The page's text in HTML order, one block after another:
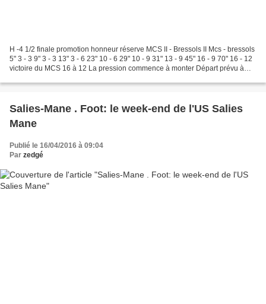
H -4 1/2 finale promotion honneur réserve MCS II - Bressols II Mcs - bressols
5" 3 - 3 9" 3 - 3 13" 3 - 6 23" 10 - 6 29" 10 - 9 31" 13 - 9 45" 16 - 9 70" 16 - 12
victoire du MCS 16 à 12 La pression commence à monter Départ prévu à
Salies-Mane . Foot: le week-end de l'US Salies
Mane
Publié le 16/04/2016 à 09:04
Par zedgé